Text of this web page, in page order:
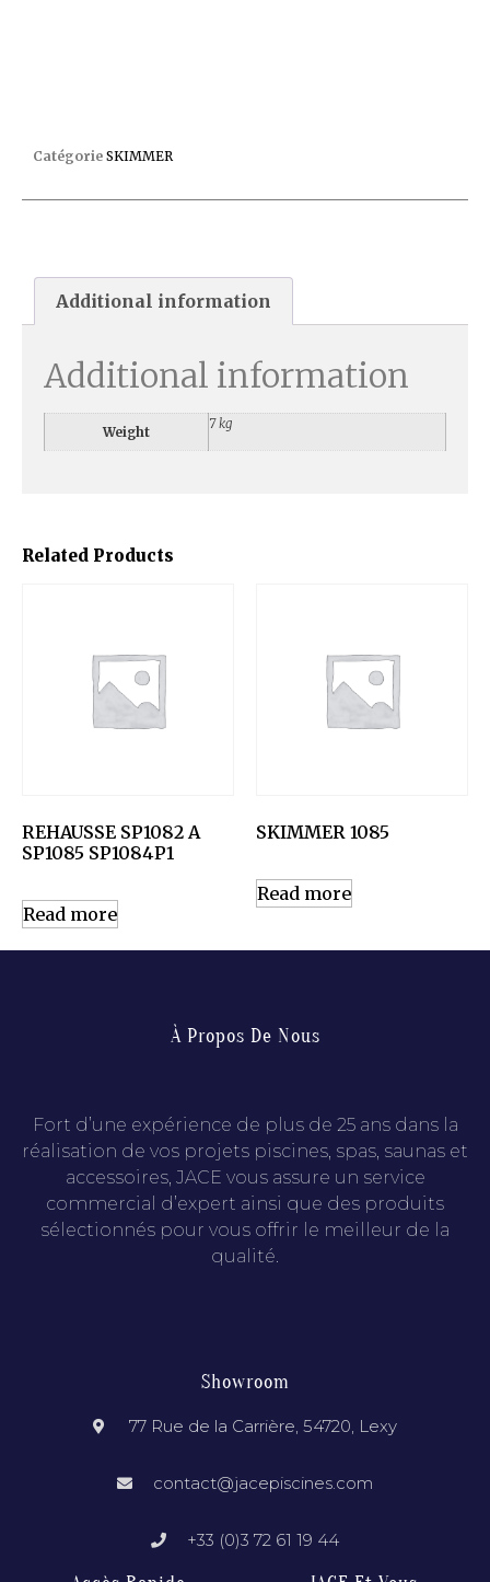
Related Products
REHAUSSE SP1082 A
SP1085 SP1084P1
Read more
SKIMMER 1085
Read more
Catégorie SKIMMER
Additional information
Additional information
Weight
7 kg
À Propos De Nous
Fort d’une expérience de plus de 25 ans dans la
réalisation de vos projets piscines, spas, saunas et
accessoires, JACE vous assure un service
commercial d’expert ainsi que des produits
sélectionnés pour vous offrir le meilleur de la
qualité.
Showroom
77 Rue de la Carrière, 54720, Lexy
contact@jacepiscines.com
+33 (0)3 72 61 19 44